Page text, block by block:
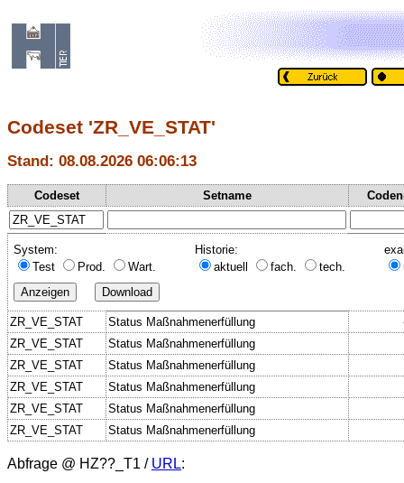
Codeset 'ZR_VE_STAT'
Stand: 08.08.2026 06:06:13
Codeset Setname
System:
Test
Prod. Wart.
Historie:
aktuell
fach. tech.
ZR_VE_STAT Status Maßnahmenerfüllung
ZR_VE_STAT
Status Maßnahmenerfüllung
ZR_VE_STAT
Status Maßnahmenerfüllung
ZR_VE_STAT
Status Maßnahmenerfüllung
ZR_VE_STAT
Status Maßnahmenerfüllung
ZR_VE_STAT
Status Maßnahmenerfüllung
Abfrage @ HZ??_T1 / URL: